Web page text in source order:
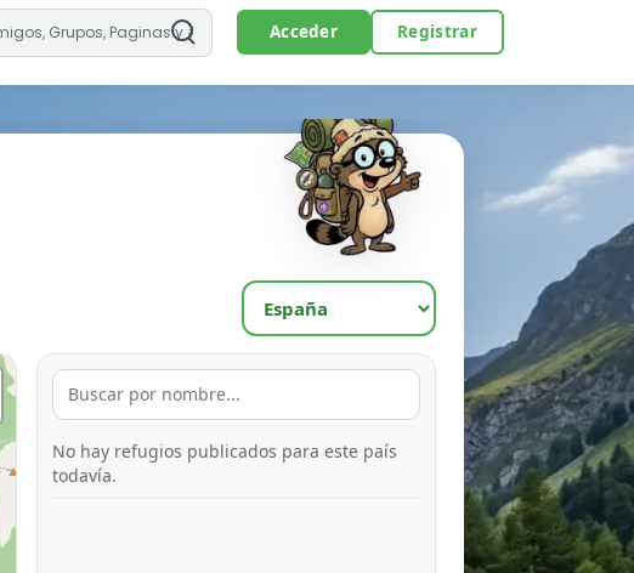
Acceder Registrar
No hay refugios publicados para este país
todavía.